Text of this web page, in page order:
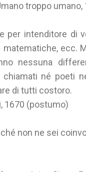
troppo umano,
per intenditore di
ecc.
nessuna
chiamati né poeti
di tutti costoro.
1670 (postumo)
non ne sei